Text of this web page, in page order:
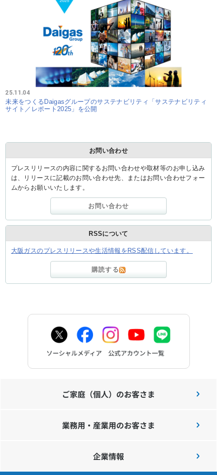
25.11.04
未来をつくるDaigasグループのサステナビリティ「サステナビリティ
サイト／レポート2025」を公開
お問い合わせ
プレスリリースの内容に関するお問い合わせや取材等のお申し込み
は、リリースに記載のお問い合わせ先、またはお問い合わせフォー
ムからお願いいたします。
お問い合わせ
RSSについて
大阪ガスのプレスリリースや生活情報をRSS配信しています。
購読する
ご家庭（個人）のお客さま
業務用・産業用のお客さま
企業情報